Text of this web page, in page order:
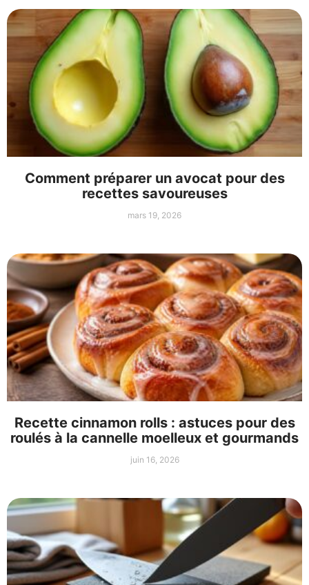
Comment préparer un avocat pour des
recettes savoureuses
mars 19, 2026
Recette cinnamon rolls : astuces pour des
roulés à la cannelle moelleux et gourmands
juin 16, 2026